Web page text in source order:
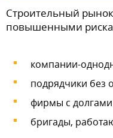
Строительный
повышенными
компании-
подрядчики без
фирмы с
бригады,